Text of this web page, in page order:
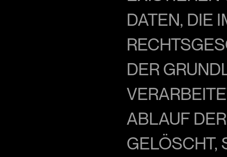
DATEN, DIE
DER
ABLAUF
ELÖSCHT,